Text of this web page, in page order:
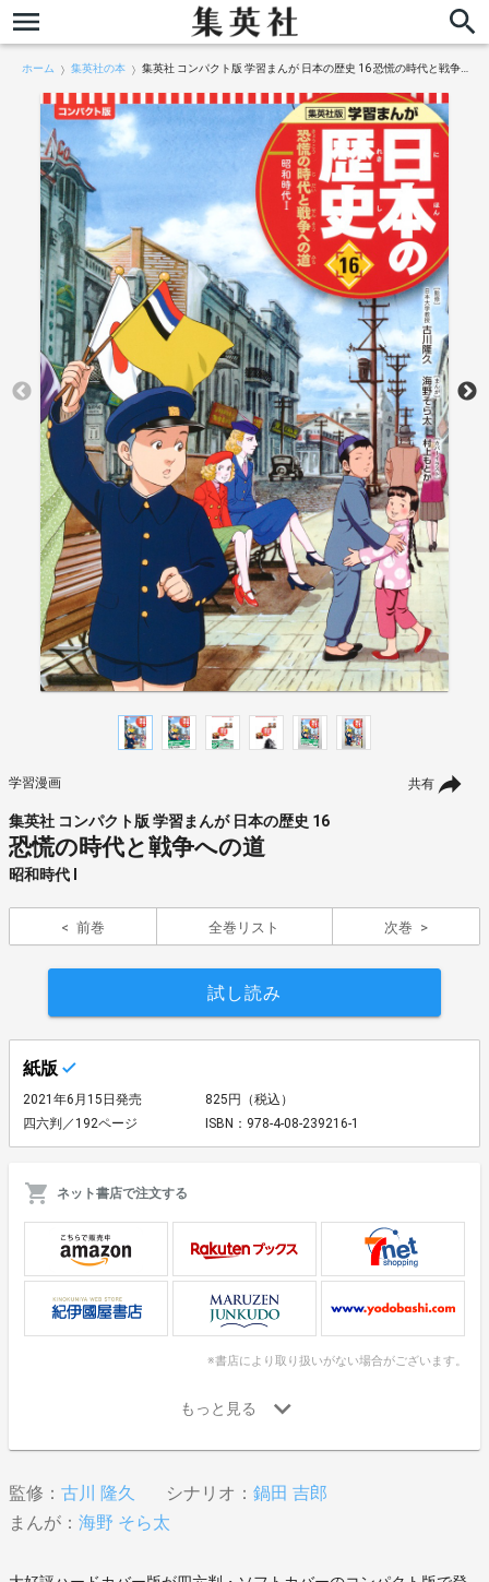
ホーム 集英社の本 集英社 コンパクト版 学習まんが 日本の歴史 16 恐慌の時代と戦争への道 昭和時代 Ⅰ
共有
学習漫画
集英社 コンパクト版 学習まんが 日本の歴史 16
恐慌の時代と戦争への道
昭和時代 Ⅰ
前巻 全巻リスト 次巻
試し読み
紙版
2021年6月15日発売
825円（税込）
四六判／192ページ
ISBN：978-4-08-239216-1
ネット書店で注文する
※書店により取り扱いがない場合がございます。
監修： 古川 隆久 シナリオ： 鍋田 吉郎
まんが： 海野 そら太